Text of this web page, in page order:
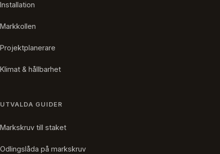
Installation
Markkollen
Projektplanerare
Klimat & hållbarhet
UTVALDA GUIDER
Markskruv till staket
Odlingslåda på markskruv